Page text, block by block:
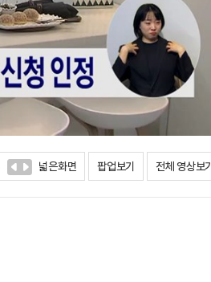
넓은화면 팝업보기 전체 영상보기